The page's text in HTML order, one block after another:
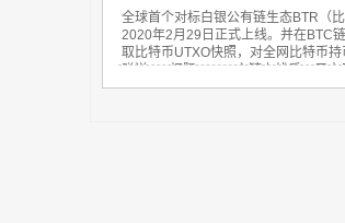
全球首个对标白银公有链生态BTR（
2020年2月29日正式上线。并在BTC
取比特币UTXO快照，对全网比特币
赠送SID权限。BTR主链上线后，用户